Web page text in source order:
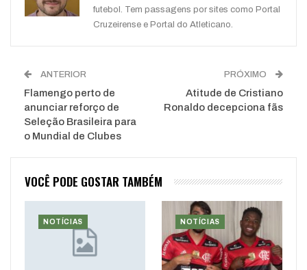
futebol. Tem passagens por sites como Portal
Cruzeirense e Portal do Atleticano.
ANTERIOR
Flamengo perto de
anunciar reforço de
Seleção Brasileira para
o Mundial de Clubes
PRÓXIMO
Atitude de Cristiano
Ronaldo decepciona fãs
VOCÊ PODE GOSTAR TAMBÉM
NOTÍCIAS NOTÍCIAS